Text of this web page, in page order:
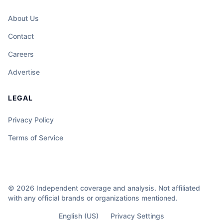
About Us
Contact
Careers
Advertise
LEGAL
Privacy Policy
Terms of Service
© 2026 Independent coverage and analysis. Not affiliated
with any official brands or organizations mentioned.
English (US) Privacy Settings